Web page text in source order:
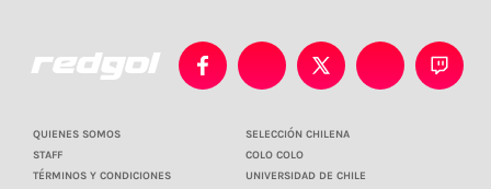
QUIENES SOMOS
STAFF
TÉRMINOS Y CONDICIONES
SELECCIÓN CHILENA
COLO COLO
UNIVERSIDAD DE CHILE